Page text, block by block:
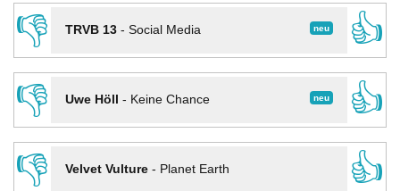
👎
neu
TRVB 13- Social Media
👍
👎
neu
Uwe Höll - Keine Chance
👍
👎
Velvet Vulture- Planet Earth
👍